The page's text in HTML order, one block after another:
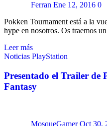
Ferran Ene 12, 2016 0
Pokken Tournament está a la
hype en nosotros. Os traemos
Leer más
Noticias PlayStation
Presentado el Trailer de
Fantasy
MosqueGamer Oct 30,